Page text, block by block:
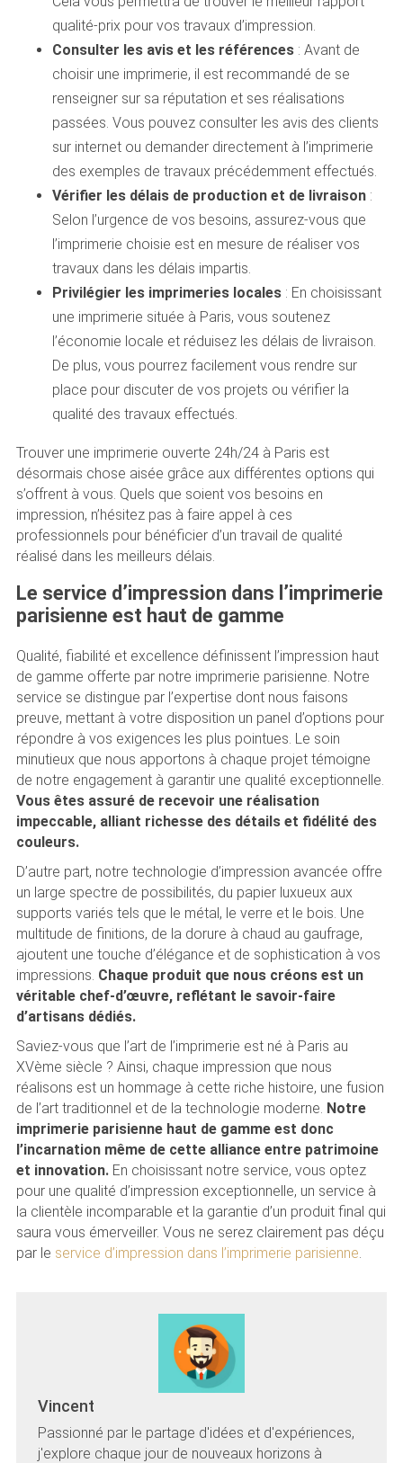
qualité-prix pour vos travaux d’impression.
Consulter les avis et les références: Avant de
choisir une imprimerie, il est recommandé de se
renseigner sur sa réputation et ses réalisations
passées. Vous pouvez consulter les avis des clients
sur internet ou demander directement à l’imprimerie
des exemples de travaux précédemment effectués.
Vérifier les délais de production et de livraison:
Selon l’urgence de vos besoins, assurez-vous que
l’imprimerie choisie est en mesure de réaliser vos
travaux dans les délais impartis.
Privilégier les imprimeries locales: En choisissant
une imprimerie située à Paris, vous soutenez
l’économie locale et réduisez les délais de livraison.
De plus, vous pourrez facilement vous rendre sur
place pour discuter de vos projets ou vérifier la
qualité des travaux effectués.
Trouver une imprimerie ouverte 24h/24 à Paris est
désormais chose aisée grâce aux différentes options qui
s’offrent à vous. Quels que soient vos besoins en
impression, n’hésitez pas à faire appel à ces
professionnels pour bénéficier d’un travail de qualité
réalisé dans les meilleurs délais.
Le service d’impression dans l’imprimerie
parisienne est haut de gamme
Qualité, fiabilité et excellence définissent l’impression haut
de gamme offerte par notre imprimerie parisienne. Notre
service se distingue par l’expertise dont nous faisons
preuve, mettant à votre disposition un panel d’options pour
répondre à vos exigences les plus pointues. Le soin
minutieux que nous apportons à chaque projet témoigne
de notre engagement à garantir une qualité exceptionnelle.
Vous êtes assuré de recevoir une réalisation
impeccable, alliant richesse des détails et fidélité des
couleurs.
D’autre part, notre technologie d’impression avancée offre
un large spectre de possibilités, du papier luxueux aux
supports variés tels que le métal, le verre et le bois. Une
multitude de finitions, de la dorure à chaud au gaufrage,
ajoutent une touche d’élégance et de sophistication à vos
impressions. Chaque produit que nous créons est un
véritable chef-d’œuvre, reflétant le savoir-faire
d’artisans dédiés.
Saviez-vous que l’art de l’imprimerie est né à Paris au
XVème siècle ? Ainsi, chaque impression que nous
réalisons est un hommage à cette riche histoire, une fusion
de l’art traditionnel et de la technologie moderne. Notre
imprimerie parisienne haut de gamme est donc
l’incarnation même de cette alliance entre patrimoine
et innovation.En choisissant notre service, vous optez
pour une qualité d’impression exceptionnelle, un service à
la clientèle incomparable et la garantie d’un produit final qui
saura vous émerveiller. Vous ne serez clairement pas déçu
par le service d’impression dans l’imprimerie parisienne.
Vincent
Passionné par le partage d'idées et d'expériences,
j'explore chaque jour de nouveaux horizons à